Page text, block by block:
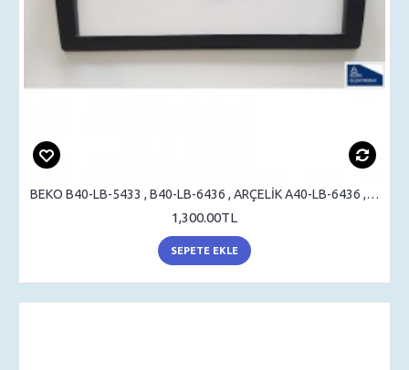
BEKO B40-LB-5433 , B40-LB-6436 , ARÇELİK A40-LB-6436 , STAND , SEHPA AYAK , MASA AYAK
1,300.00TL
SEPETE EKLE